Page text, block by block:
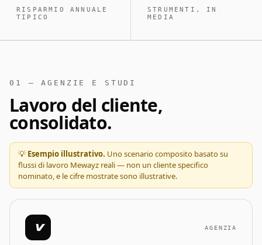
RISPARMIO ANNUALE
TIPICO
STRUMENTI, IN
MEDIA
01 — AGENZIE E STUDI
Lavoro del cliente,
consolidato.
💡 Esempio illustrativo. Uno scenario composito basato su
flussi di lavoro Mewayz reali — non un cliente specifico
nominato, e le cifre mostrate sono illustrative.
V AGENZIA